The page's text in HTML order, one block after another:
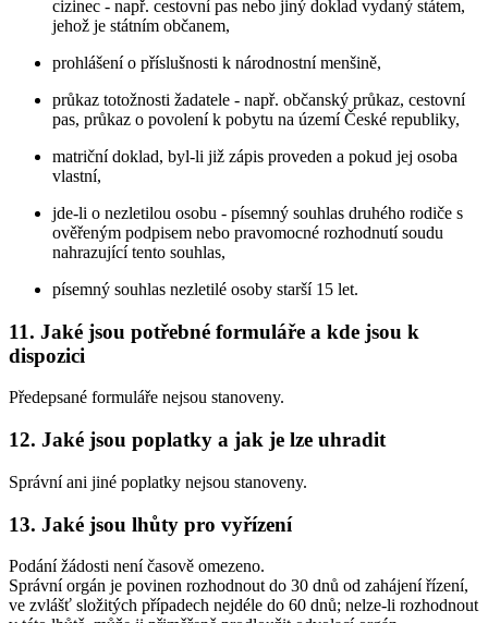
cizinec - např. cestovní pas nebo jiný doklad vydaný státem,
jehož je státním občanem,
prohlášení o příslušnosti k národnostní menšině,
průkaz totožnosti žadatele - např. občanský průkaz, cestovní
pas, průkaz o povolení k pobytu na území České republiky,
matriční doklad, byl-li již zápis proveden a pokud jej osoba
vlastní,
jde-li o nezletilou osobu - písemný souhlas druhého rodiče s
ověřeným podpisem nebo pravomocné rozhodnutí soudu
nahrazující tento souhlas,
písemný souhlas nezletilé osoby starší 15 let.
11. Jaké jsou potřebné formuláře a kde jsou k
dispozici
Předepsané formuláře nejsou stanoveny.
12. Jaké jsou poplatky a jak je lze uhradit
Správní ani jiné poplatky nejsou stanoveny.
13. Jaké jsou lhůty pro vyřízení
Podání žádosti není časově omezeno.
Správní orgán je povinen rozhodnout do 30 dnů od zahájení řízení,
ve zvlášť složitých případech nejdéle do 60 dnů; nelze-li rozhodnout